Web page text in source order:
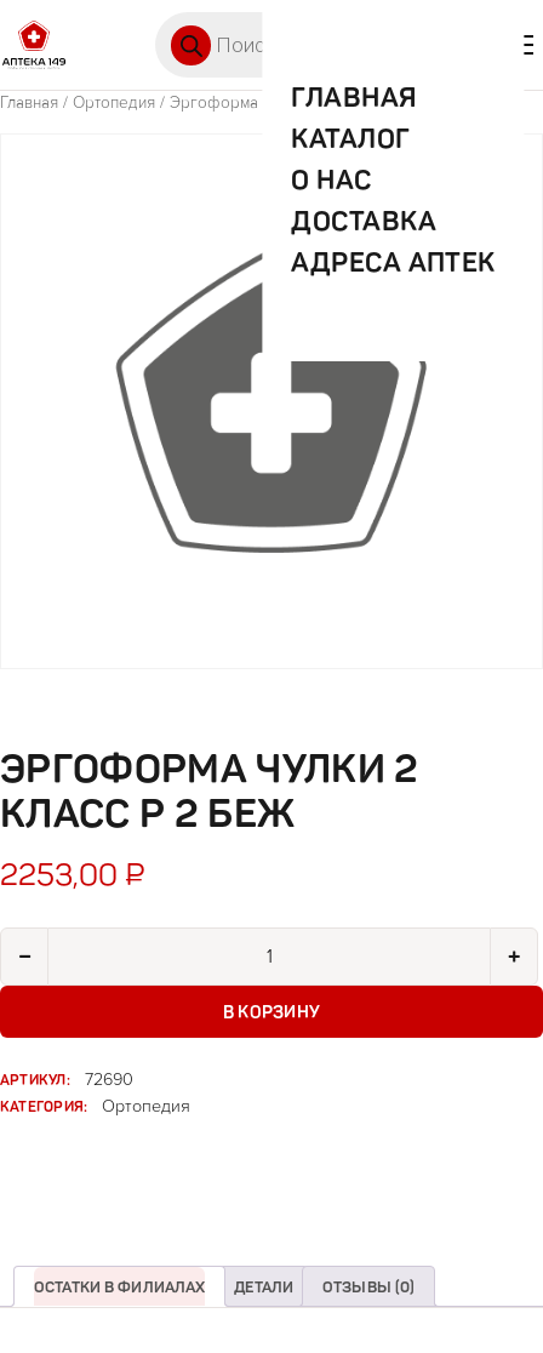
ГЛАВНАЯ
КАТАЛОГ
О НАС
ДОСТАВКА
АДРЕСА АПТЕК
Главная / Ортопедия / Эргоформа чулки 2 класс р 2 беж
ЭРГОФОРМА ЧУЛКИ 2
КЛАСС Р 2 БЕЖ
2253,00 ₽
− +
В КОРЗИНУ
АРТИКУЛ:
72690
КАТЕГОРИЯ:
Ортопедия
ОСТАТКИ В ФИЛИАЛАХ ДЕТАЛИ ОТЗЫВЫ (0)